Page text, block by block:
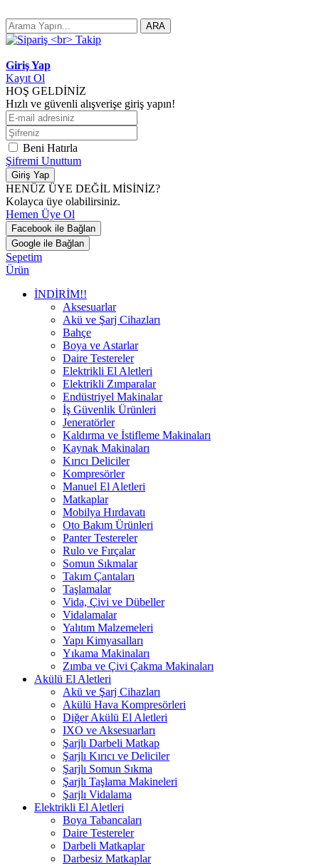
ARA
Giriş Yap
Kayıt Ol
HOŞ GELDİNİZ
Hızlı ve güvenli alışverişe giriş yapın!
Beni Hatırla
Şifremi Unuttum
Giriş Yap
HENÜZ ÜYE DEĞİL MİSİNİZ?
Kolayca üye olabilirsiniz.
Hemen Üye Ol
Facebook ile Bağlan
Google ile Bağlan
Sepetim
Ürün
İNDİRİM!!
Aksesuarlar
Akü ve Şarj Cihazları
Bahçe
Boya ve Astarlar
Daire Testereler
Elektrikli El Aletleri
Elektrikli Zımparalar
Endüstriyel Makinalar
İş Güvenlik Ürünleri
Jeneratörler
Kaldırma ve İstifleme Makinaları
Kaynak Makinaları
Kırıcı Deliciler
Kompresörler
Manuel El Aletleri
Matkaplar
Mobilya Hırdavatı
Oto Bakım Ürünleri
Panter Testereler
Rulo ve Fırçalar
Somun Sıkmalar
Takım Çantaları
Taşlamalar
Vida, Çivi ve Dübeller
Vidalamalar
Yalıtım Malzemeleri
Yapı Kimyasalları
Yıkama Makinaları
Zımba ve Çivi Çakma Makinaları
Akülü El Aletleri
Akü ve Şarj Cihazları
Akülü Hava Kompresörleri
Diğer Akülü El Aletleri
IXO ve Aksesuarları
Şarjlı Darbeli Matkap
Şarjlı Kırıcı ve Deliciler
Şarjlı Somun Sıkma
Şarjlı Taşlama Makineleri
Şarjlı Vidalama
Elektrikli El Aletleri
Boya Tabancaları
Daire Testereler
Darbeli Matkaplar
Darbesiz Matkaplar